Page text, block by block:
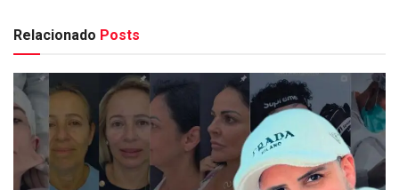
Relacionado Posts